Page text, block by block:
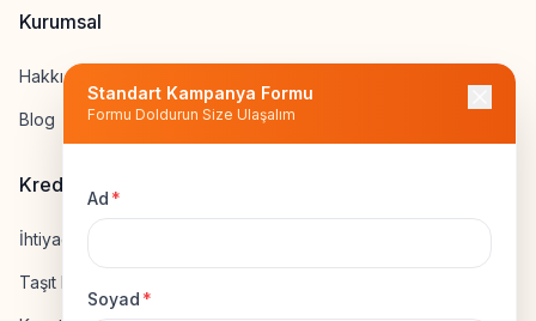
Standart Kampanya Formu
Formu Doldurun Size Ulaşalım
Ad *
Soyad *
Kurumsal
Hakkımızda
Blog
Kredi Hesapla
İhtiyaç Kredisi Hesapla
Taşıt Kredisi Hesapla